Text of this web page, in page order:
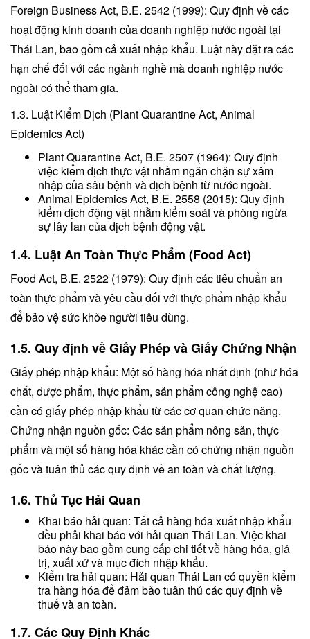
Foreign Business Act, B.E. 2542 (1999): Quy định về các
hoạt động kinh doanh của doanh nghiệp nước ngoài tại
Thái Lan, bao gồm cả xuất nhập khẩu. Luật này đặt ra các
hạn chế đối với các ngành nghề mà doanh nghiệp nước
ngoài có thể tham gia.
1.3. Luật Kiểm Dịch (Plant Quarantine Act, Animal
Epidemics Act)
Plant Quarantine Act, B.E. 2507 (1964): Quy định
việc kiểm dịch thực vật nhằm ngăn chặn sự xâm
nhập của sâu bệnh và dịch bệnh từ nước ngoài.
Animal Epidemics Act, B.E. 2558 (2015): Quy định
kiểm dịch động vật nhằm kiểm soát và phòng ngừa
sự lây lan của dịch bệnh động vật.
1.4. Luật An Toàn Thực Phẩm (Food Act)
Food Act, B.E. 2522 (1979): Quy định các tiêu chuẩn an
toàn thực phẩm và yêu cầu đối với thực phẩm nhập khẩu
để bảo vệ sức khỏe người tiêu dùng.
1.5. Quy định về Giấy Phép và Giấy Chứng Nhận
Giấy phép nhập khẩu: Một số hàng hóa nhất định (như hóa
chất, dược phẩm, thực phẩm, sản phẩm công nghệ cao)
cần có giấy phép nhập khẩu từ các cơ quan chức năng.
Chứng nhận nguồn gốc: Các sản phẩm nông sản, thực
phẩm và một số hàng hóa khác cần có chứng nhận nguồn
gốc và tuân thủ các quy định về an toàn và chất lượng.
1.6. Thủ Tục Hải Quan
Khai báo hải quan: Tất cả hàng hóa xuất nhập khẩu
đều phải khai báo với hải quan Thái Lan. Việc khai
báo này bao gồm cung cấp chi tiết về hàng hóa, giá
trị, xuất xứ và mục đích nhập khẩu.
Kiểm tra hải quan: Hải quan Thái Lan có quyền kiểm
tra hàng hóa để đảm bảo tuân thủ các quy định về
thuế và an toàn.
1.7. Các Quy Định Khác